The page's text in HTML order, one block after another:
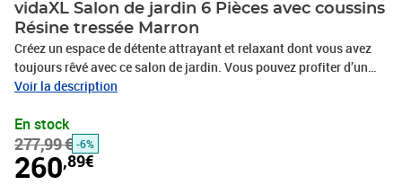
vidaXL Salon de jardin 6 Pièces avec coussins
Résine tressée Marron
Créez un espace de détente attrayant et relaxant dont vous avez
toujours rêvé avec ce salon de jardin. Vous pouvez profiter d’un
après-midi ensoleillé ou d'une soirée d'été relaxante avec votre
Avec de la résine tressée résistante aux intempéries, l'ensemble de
meubles d'extérieur est facile à nettoyer et à entretenir. Le cadre en
acier enduit de poudre l'ensemble de salon de patio stable et
solide. Équipé de coussins épais et moelleux, ce salon de jardin
Voir la description
En stock
277,99 € -6%
260,89€